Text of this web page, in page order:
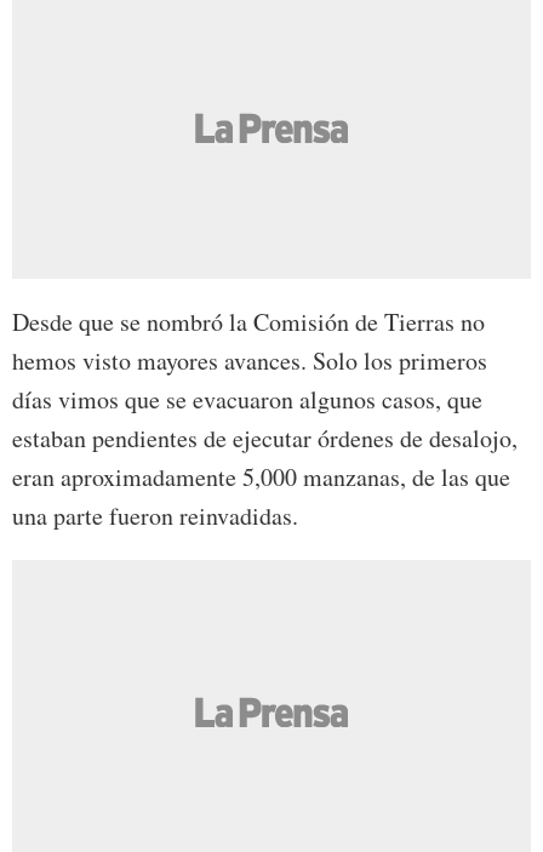
Desde que se nombró la Comisión de Tierras no
hemos visto mayores avances. Solo los primeros
días vimos que se evacuaron algunos casos, que
estaban pendientes de ejecutar órdenes de desalojo,
eran aproximadamente 5,000 manzanas, de las que
una parte fueron reinvadidas.